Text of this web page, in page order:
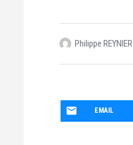
Philippe REYNIER
EMAIL